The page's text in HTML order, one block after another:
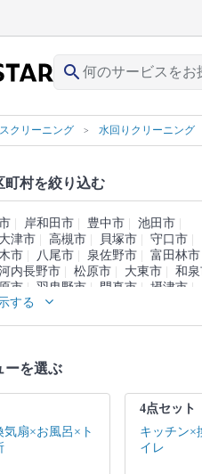
search
クリーニング 水回りクリーニング
町村を絞り込む
岸和田市 豊中市
池田市
津市 高槻市 貝塚市
守口市
市 八尾市 泉佐野市
富田林市
内長野市 松原市 大東市
和
市 羽曳野市 門真市
摂津市
寺市 東大阪市
する
ーを選ぶ
気扇×お風呂×ト
4点セット
キッチン×
イレ